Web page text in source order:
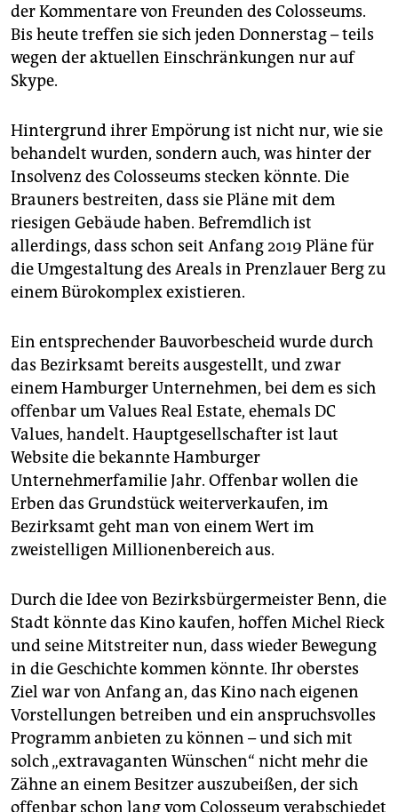
der Kommentare von Freunden des Colosseums.
Bis heute treffen sie sich jeden Donnerstag – teils
wegen der aktuellen Einschränkungen nur auf
Skype.
Hintergrund ihrer Empörung ist nicht nur, wie sie
behandelt wurden, sondern auch, was hinter der
Insolvenz des Colosseums stecken könnte. Die
Brauners bestreiten, dass sie Pläne mit dem
riesigen Gebäude haben. Befremdlich ist
allerdings, dass schon seit Anfang 2019 Pläne für
die Umgestaltung des Areals in Prenzlauer Berg zu
einem Bürokomplex existieren.
Ein entsprechender Bauvorbescheid wurde durch
das Bezirksamt bereits ausgestellt, und zwar
einem Hamburger Unternehmen, bei dem es sich
offenbar um Values Real Estate, ehemals DC
Values, handelt. Hauptgesellschafter ist laut
Website die bekannte Hamburger
Unternehmerfamilie Jahr. Offenbar wollen die
Erben das Grundstück weiterverkaufen, im
Bezirksamt geht man von einem Wert im
zweistelligen Millionenbereich aus.
Durch die Idee von Bezirksbürgermeister Benn, die
Stadt könnte das Kino kaufen, hoffen Michel Rieck
und seine Mitstreiter nun, dass wieder Bewegung
in die Geschichte kommen könnte. Ihr oberstes
Ziel war von Anfang an, das Kino nach eigenen
Vorstellungen betreiben und ein anspruchsvolles
Programm anbieten zu können – und sich mit
solch „extravaganten Wünschen“ nicht mehr die
Zähne an einem Besitzer auszubeißen, der sich
offenbar schon lang vom Colosseum verabschiedet